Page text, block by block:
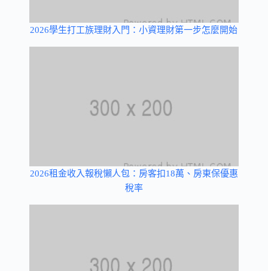
2026學生打工族理財入門：小資理財第一步怎麼開始
2026租金收入報稅懶人包：房客扣18萬、房東保優惠
稅率